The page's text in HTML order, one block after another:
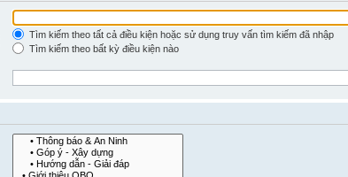
Tìm kiếm theo tất cả điều kiện hoặc sử dụng truy vấn tìm kiếm đã nhập
Tìm kiếm theo bất kỳ điều kiện nào